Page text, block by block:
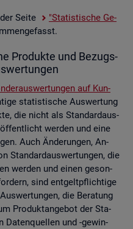
Seite
"Sta­tis­ti­sche Ge­
Pro­duk­te und Be­zugs­
auf Kun­
sta­tis­ti­sche Aus­wer­tung
die nicht als Stan­dard­aus­
wer­den und eine
Auch Än­de­run­gen, An­
Stan­dard­aus­wer­tun­gen, die
wer­den und einen ge­son­
sind ent­gelt­pflich­ti­ge
die Be­ra­tung
Pro­dukt­an­ge­bot der Sta­
Da­ten­quel­len und -ge­win­